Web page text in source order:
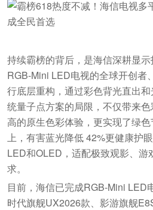
持续霸榜的背后，是海信深耕显
RGB-Mini LED电视的全球开创者
行底层重构，通过彩色背光直出
统量子点方案的局限，不仅带来
高的原生色彩体验，更实现了绿
上，有害蓝光降低 42%更健康护
LED和OLED，适配极致观影、游
求。
目前，海信已完成RGB-Mini LED
时代旗舰UX2026款、影游旗舰